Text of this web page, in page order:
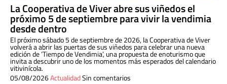
La Cooperativa de Viver abre sus viñedos el
próximo 5 de septiembre para vivir la vendimia
desde dentro
El próximo sábado 5 de septiembre de 2026, la Cooperativa de Viver
volverá a abrir las puertas de sus viñedos para celebrar una nueva
edición de ‘Tiempo de Vendimia’, una propuesta de enoturismo que
invita a descubrir uno de los momentos más esperados del calendario
vitivinícola.
05/08/2026ActualidadSin comentarios